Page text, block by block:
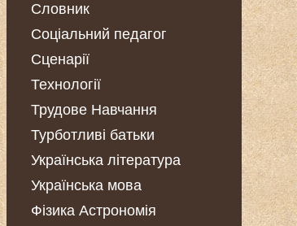
Словник
Соціальний педагог
Сценарії
Технології
Трудове Навчання
Турботливі батьки
Українська література
Українська мова
Фізика Астрономія